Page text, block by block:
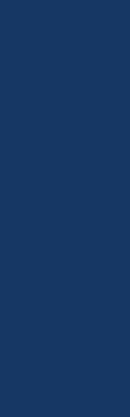
La manta,
erano
buona notizia
domanda a
A volte di
sospeso nel
il vento. La
di questa
Il suono della
raccolto.